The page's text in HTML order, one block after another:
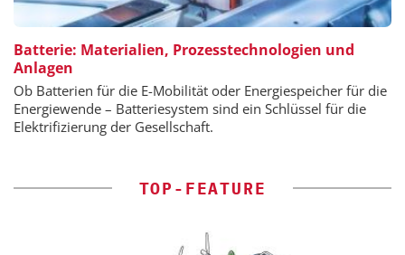
Batterie: Materialien, Prozesstechnologien und
Anlagen
Ob Batterien für die E-Mobilität oder Energiespeicher für die
Energiewende – Batteriesystem sind ein Schlüssel für die
Elektrifizierung der Gesellschaft.
TOP-FEATURE